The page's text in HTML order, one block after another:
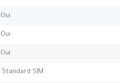
Oui
Oui
Oui
`Standard SIM